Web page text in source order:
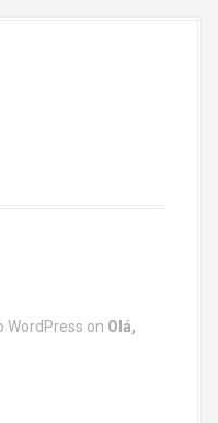
WordPress on Olá,